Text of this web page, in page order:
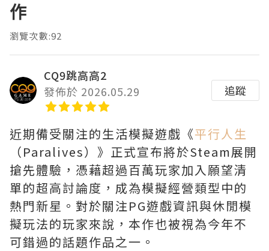
作
瀏覽次數:92
CQ9跳高高2
發佈於 2026.05.29
追蹤
近期備受關注的生活模擬遊戲《平行人生
（Paralives）》正式宣布將於Steam展開
搶先體驗，憑藉超過百萬玩家加入願望清
單的超高討論度，成為模擬經營類型中的
熱門新星。對於關注PG遊戲資訊與休閒模
擬玩法的玩家來說，本作也被視為今年不
可錯過的話題作品之一。